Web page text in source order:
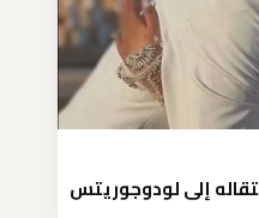
إلى لودوجوريتس